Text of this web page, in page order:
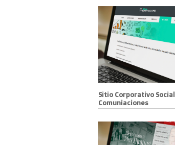
Sitio Corporativo Social
Comuniaciones